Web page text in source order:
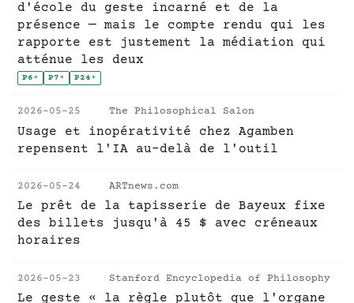
d'école du geste incarné et de la
présence — mais le compte rendu qui les
rapporte est justement la médiation qui
atténue les deux
P6+ P7+ P24+
2026-05-25 The Philosophical Salon
Usage et inopérativité chez Agamben
repensent l'IA au-delà de l'outil
2026-05-24 ARTnews.com
Le prêt de la tapisserie de Bayeux fixe
des billets jusqu'à 45 $ avec créneaux
horaires
2026-05-23 Stanford Encyclopedia of Philosophy
Le geste « la règle plutôt que l'organe